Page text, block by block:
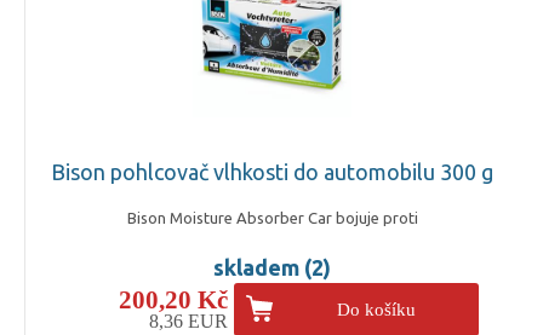
Bison pohlcovač vlhkosti do automobilu 300 g
Bison Moisture Absorber Car bojuje proti
skladem (2)
200,20 Kč
8,36 EUR
Do košíku